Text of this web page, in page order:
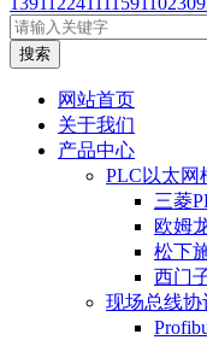
搜索
网站首页
关于我们
产品中心
PLC以太网
三菱
欧姆
松下
西门
现场总线协